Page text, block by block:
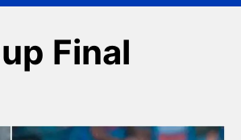
Final